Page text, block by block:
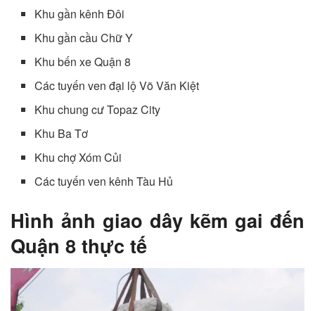
Khu gần kênh Đôi
Khu gần cầu Chữ Y
Khu bến xe Quận 8
Các tuyến ven đại lộ Võ Văn Kiệt
Khu chung cư Topaz City
Khu Ba Tơ
Khu chợ Xóm Củi
Các tuyến ven kênh Tàu Hủ
Hình ảnh giao dây kẽm gai đến
Quận 8 thực tế